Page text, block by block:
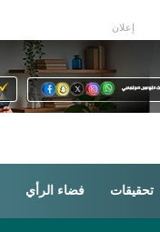
إعلان
تحقيقات فضاء الرأي